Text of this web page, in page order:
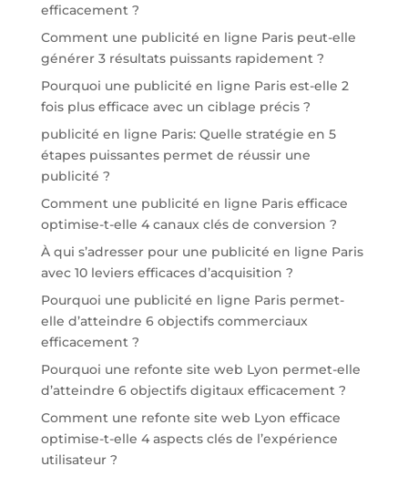
efficacement ?
Comment une publicité en ligne Paris peut-elle
générer 3 résultats puissants rapidement ?
Pourquoi une publicité en ligne Paris est-elle 2
fois plus efficace avec un ciblage précis ?
publicité en ligne Paris: Quelle stratégie en 5
étapes puissantes permet de réussir une
publicité ?
Comment une publicité en ligne Paris efficace
optimise-t-elle 4 canaux clés de conversion ?
À qui s’adresser pour une publicité en ligne Paris
avec 10 leviers efficaces d’acquisition ?
Pourquoi une publicité en ligne Paris permet-
elle d’atteindre 6 objectifs commerciaux
efficacement ?
Pourquoi une refonte site web Lyon permet-elle
d’atteindre 6 objectifs digitaux efficacement ?
Comment une refonte site web Lyon efficace
optimise-t-elle 4 aspects clés de l’expérience
utilisateur ?